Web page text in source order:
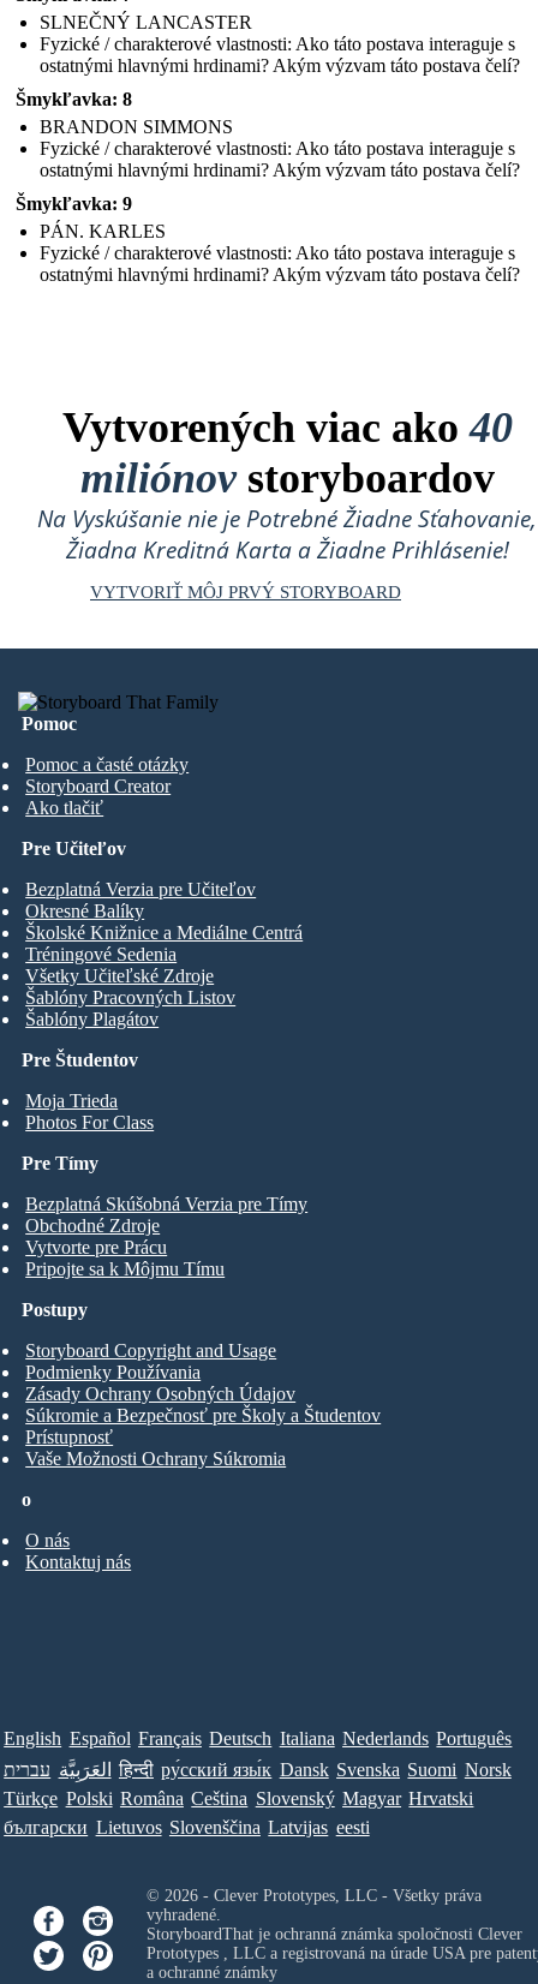
SLNEČNÝ LANCASTER
Fyzické / charakterové vlastnosti: Ako táto postava interaguje s
ostatnými hlavnými hrdinami? Akým výzvam táto postava čelí?
Šmykľavka: 8
BRANDON SIMMONS
Fyzické / charakterové vlastnosti: Ako táto postava interaguje s
ostatnými hlavnými hrdinami? Akým výzvam táto postava čelí?
Šmykľavka: 9
PÁN. KARLES
Fyzické / charakterové vlastnosti: Ako táto postava interaguje s
ostatnými hlavnými hrdinami? Akým výzvam táto postava čelí?
Vytvorených viac ako40
miliónovstoryboardov
Na Vyskúšanie nie je Potrebné Žiadne Sťahovanie,
Žiadna Kreditná Karta a Žiadne Prihlásenie!
VYTVORIŤ MÔJ PRVÝ STORYBOARD
Pomoc
Pomoc a časté otázky
Storyboard Creator
Ako tlačiť
Pre Študentov
Moja Trieda
Photos For Class
Pre Učiteľov
Bezplatná Verzia pre Učiteľov
Okresné Balíky
Školské Knižnice a Mediálne Centrá
Tréningové Sedenia
Všetky Učiteľské Zdroje
Šablóny Pracovných Listov
Šablóny Plagátov
Pre Tímy
Bezplatná Skúšobná Verzia pre Tímy
Obchodné Zdroje
Vytvorte pre Prácu
Pripojte sa k Môjmu Tímu
o
O nás
Kontaktuj nás
Postupy
Storyboard Copyright and Usage
Podmienky Používania
Zásady Ochrany Osobných Údajov
Súkromie a Bezpečnosť pre Školy a Študentov
Prístupnosť
Vaše Možnosti Ochrany Súkromia
English Español Français Deutsch Italiana Nederlands Português
עברית العَرَبِيَّة हिन्दी ру́сский язы́к Dansk Svenska Suomi Norsk
Türkçe Polski Româna Ceština Slovenský Magyar Hrvatski
български Lietuvos Slovenščina Latvijas eesti
© 2026 - Clever Prototypes, LLC - Všetky práva
vyhradené.
StoryboardThat je ochranná známka spoločnosti Clever
Prototypes , LLCa registrovaná na úrade USA pre
a ochranné známky